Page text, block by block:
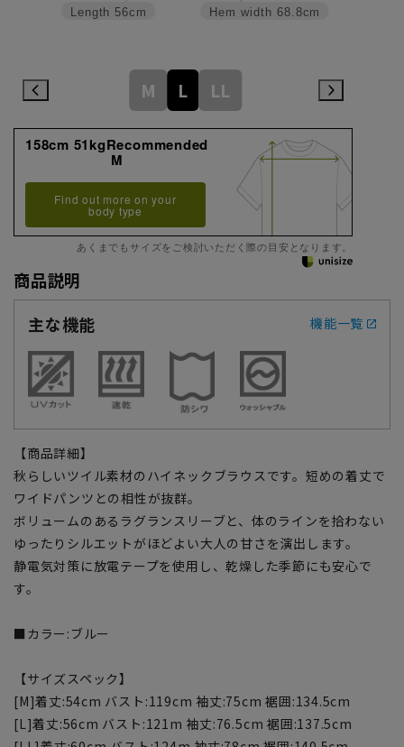
Hem width 68.8cm
Length 56cm
M L LL
158cm 51kgRecommended
M
Find out more on your
body type
あくまでもサイズをご検討いただく際の目安となります。
商品説明
主な機能
機能一覧
【商品詳細】
秋らしいツイル素材のハイネックブラウスです。短めの着丈で
ワイドパンツとの相性が抜群。
ボリュームのあるラグランスリーブと、体のラインを拾わない
ゆったりシルエットがほどよい大人の甘さを演出します。
静電気対策に放電テープを使用し、乾燥した季節にも安心で
す。
■カラー:ブルー
【サイズスペック】
[M]着丈:54cm バスト:119cm 袖丈:75cm 裾囲:134.5cm
[L]着丈:56cm バスト:121m 袖丈:76.5cm 裾囲:137.5cm